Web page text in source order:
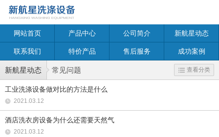
网站首页 产品中心 公司简介 新航星动态
联系我们 特价产品 售后服务 成功案例
新航星动态 常见问题 查看分类
工业洗涤设备做对比的方法是什么
2021.03.12
酒店洗衣房设备为什么还需要天然气
2021.03.12